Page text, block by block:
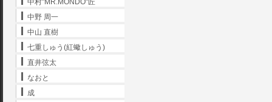
中村"MR.MONDO"匠
中野 周一
中山 直樹
七重しゅう(紅蠍しゅう)
直井弦太
なおと
成